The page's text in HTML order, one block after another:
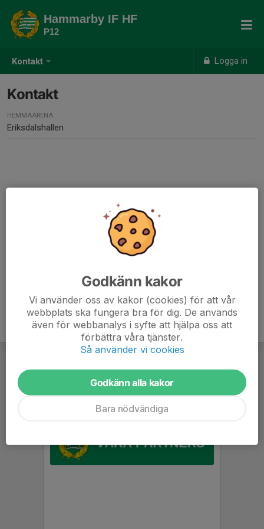
Kontakt Logga in
Hammarby IF HF
P12
Kontakt
HEMMAARENA
Eriksdalshallen
Godkänn kakor
Vi använder oss av kakor (cookies) för att vår
webbplats ska fungera bra för dig. De används
även för webbanalys i syfte att hjälpa oss att
förbättra våra tjänster.
Så använder vi cookies
Godkänn alla kakor
Bara nödvändiga